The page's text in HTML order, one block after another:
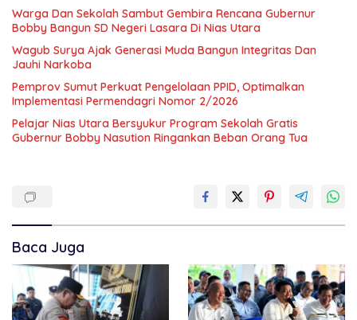
Warga Dan Sekolah Sambut Gembira Rencana Gubernur
Bobby Bangun SD Negeri Lasara Di Nias Utara
Wagub Surya Ajak Generasi Muda Bangun Integritas Dan
Jauhi Narkoba
Pemprov Sumut Perkuat Pengelolaan PPID, Optimalkan
Implementasi Permendagri Nomor 2/2026
Pelajar Nias Utara Bersyukur Program Sekolah Gratis
Gubernur Bobby Nasution Ringankan Beban Orang Tua
Baca Juga